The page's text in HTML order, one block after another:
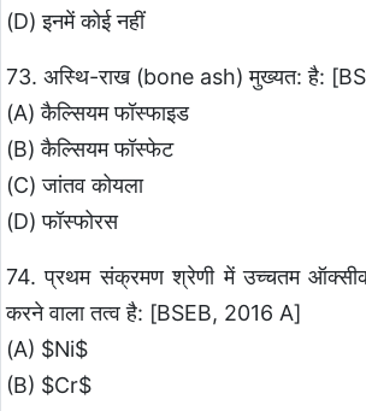
(D) इनमें कोई नहीं
73. अस्थि-राख (bone ash) मुख्यत: है:
(A) कैल्सियम फॉस्फाइड
(B) कैल्सियम फॉस्फेट
(C) जांतव कोयला
(D) फॉस्फोरस
74. प्रथम संक्रमण श्रेणी में उच्चतम
करने वाला तत्व है: [BSEB, 2016 A]
(A) $Ni$
(B) $Cr$